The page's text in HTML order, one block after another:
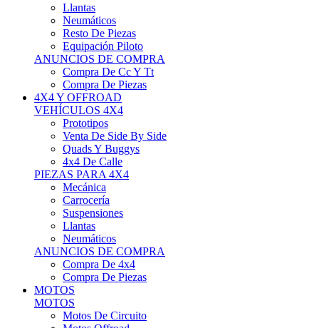
Llantas
Neumáticos
Resto De Piezas
Equipación Piloto
ANUNCIOS DE COMPRA
Compra De Cc Y Tt
Compra De Piezas
4X4 Y OFFROAD
VEHÍCULOS 4X4
Prototipos
Venta De Side By Side
Quads Y Buggys
4x4 De Calle
PIEZAS PARA 4X4
Mecánica
Carrocería
Suspensiones
Llantas
Neumáticos
ANUNCIOS DE COMPRA
Compra De 4x4
Compra De Piezas
MOTOS
MOTOS
Motos De Circuito